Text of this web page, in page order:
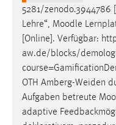
5281/zenodo.3944786
Lehre“, Moodle
[Online]. Verfügbar:
aw.de/blocks/
OTH Amberg-Weiden
Aufgaben betreute
adaptive
Anbieter:
Facebook
Zweck:
Cookie Laufzeit:
3 Monate